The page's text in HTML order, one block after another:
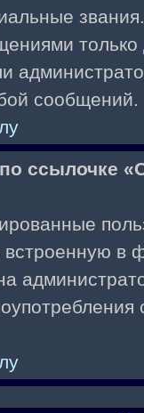
только
сообщений.
ссылочке
в